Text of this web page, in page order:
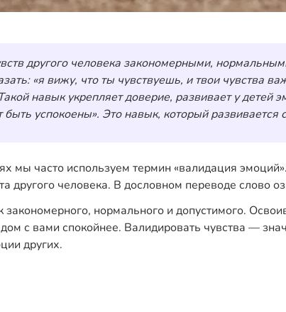
другого человека закономерными,
«я вижу, что ты чувствуешь, и твои чувства
навык укрепляет доверие, развивает у
успокоены». Это навык, который развивается
мы часто используем термин «валидация
человека. В дословном переводе слово
нормального и допустимого.
с вами спокойнее. Валидировать чувства —
других.